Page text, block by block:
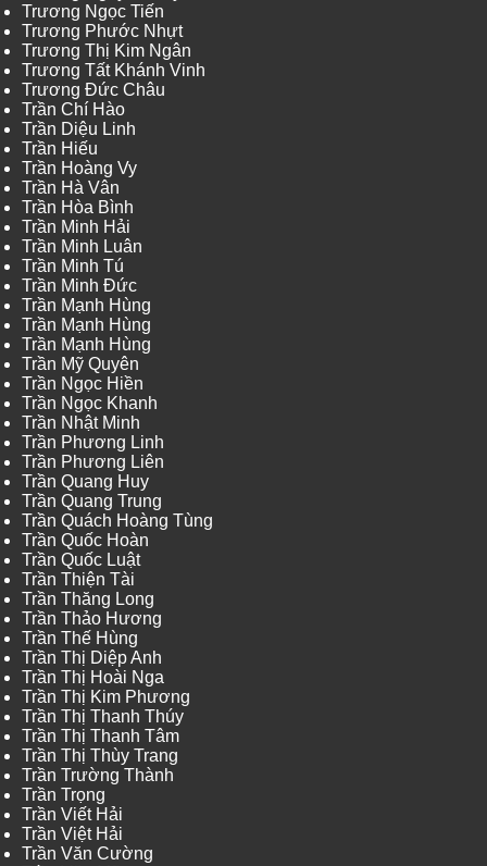
Trương Ngọc Tiến
Trương Phước Nhựt
Trương Thị Kim Ngân
Trương Tất Khánh Vinh
Trương Đức Châu
Trần Chí Hào
Trần Diệu Linh
Trần Hiếu
Trần Hoàng Vy
Trần Hà Vân
Trần Hòa Bình
Trần Minh Hải
Trần Minh Luân
Trần Minh Tú
Trần Minh Đức
Trần Mạnh Hùng
Trần Mạnh Hùng
Trần Mạnh Hùng
Trần Mỹ Quyên
Trần Ngọc Hiền
Trần Ngọc Khanh
Trần Nhật Minh
Trần Phương Linh
Trần Phương Liên
Trần Quang Huy
Trần Quang Trung
Trần Quách Hoàng Tùng
Trần Quốc Hoàn
Trần Quốc Luật
Trần Thiện Tài
Trần Thăng Long
Trần Thảo Hương
Trần Thế Hùng
Trần Thị Diệp Anh
Trần Thị Hoài Nga
Trần Thị Kim Phương
Trần Thị Thanh Thúy
Trần Thị Thanh Tâm
Trần Thị Thùy Trang
Trần Trường Thành
Trần Trọng
Trần Viết Hải
Trần Việt Hải
Trần Văn Cường